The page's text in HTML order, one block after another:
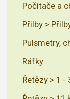
Počítače a
Přilby >
Pulsmetry,
Ráfky
Řetězy > 1 -